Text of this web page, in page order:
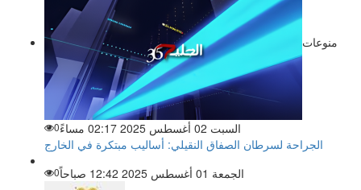
منوعات
السبت 02 أغسطس 2025 02:17 مساءً 0
الجراحة لسرطان الصفاق النقيلي: أساليب مبتكرة في الخارج
الجمعة 01 أغسطس 2025 12:42 صباحاً
0